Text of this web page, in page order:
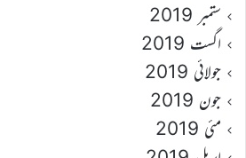
ستمبر 2019
اگست 2019
جولائی 2019
جون 2019
مئی 2019